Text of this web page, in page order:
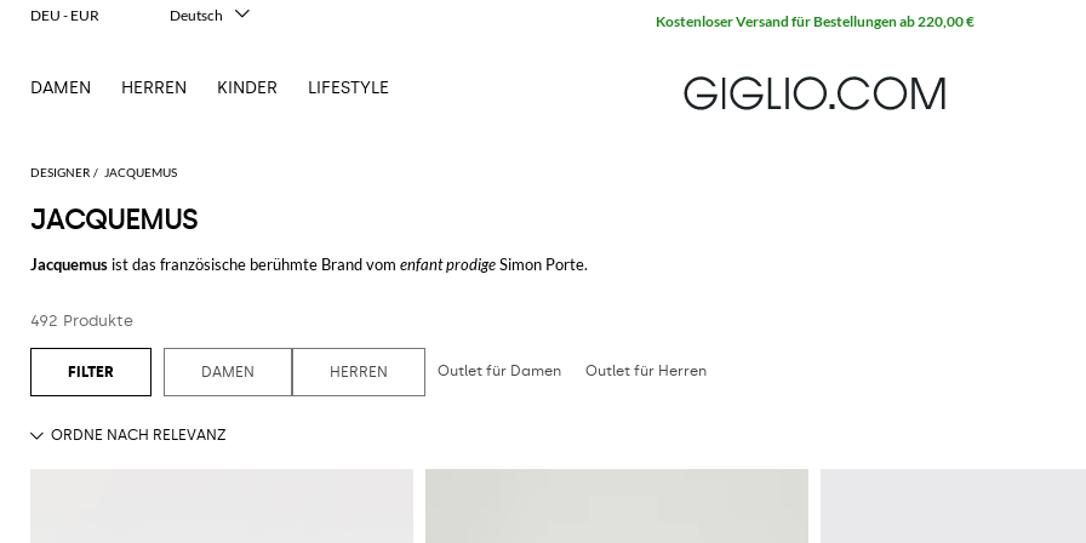
DESIGNER JACQUEMUS
JACQUEMUS
Jacquemus ist das französische berühmte Brand vom enfant prodigeSimon Porte.
Farben. Diese moderne Version, die die französische Mode einer Zeit anbietet, mit der glatten Oberfläche aus echtem Leder und seinen Farben, die vom
zum stärksten und extravaganten Gelb variiert, ist für Damen gedacht, die einen lässigen Look suchen ohne jedoch auf die Eleganz verzichten zu müssen.
Die Jacquemus Herren Selektion ist mit seinen oversized und gemütlichen Hemden mit extravaganten Fantasien, die bunte Motive von surrealistischen
nicht weniger beeindruckend.
Entdecke unsere Selektion von
492 Produkte
DAMEN HERREN Outlet für Damen Outlet für Herren
DAMEN HERREN KINDER LIFESTYLE
DEU - EUR
Deutsch
Français
日本語
Русский